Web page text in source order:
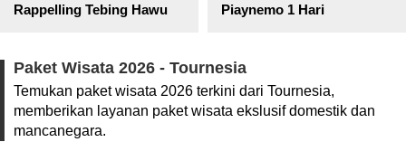
Rappelling Tebing Hawu Piaynemo 1 Hari
Paket Wisata 2026 - Tournesia
Temukan paket wisata 2026 terkini dari Tournesia,
memberikan layanan paket wisata ekslusif domestik dan
mancanegara.